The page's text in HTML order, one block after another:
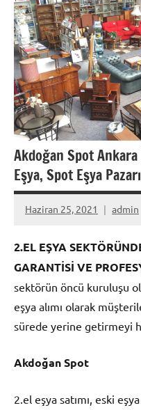
Akdoğan Spot
Eşya, Spot Eşya Pazarı
Haziran 25, 2021 admin
2.EL EŞYA
GARANTİSİ VE
sektörün öncü kuruluşu
eşya alımı olarak
sürede yerine getirmeyi
Akdoğan Spot
2.el eşya satımı, eski